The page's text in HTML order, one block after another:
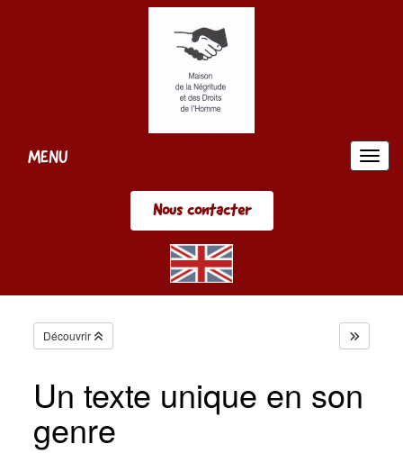
MENU
Nous contacter
Découvrir
Un texte unique en son
genre
Panneau de gestion des cookies